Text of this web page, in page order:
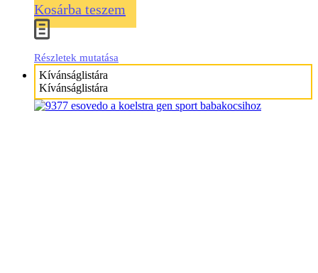
Kosárba teszem
Részletek mutatása
Kívánságlistára
Kívánságlistára